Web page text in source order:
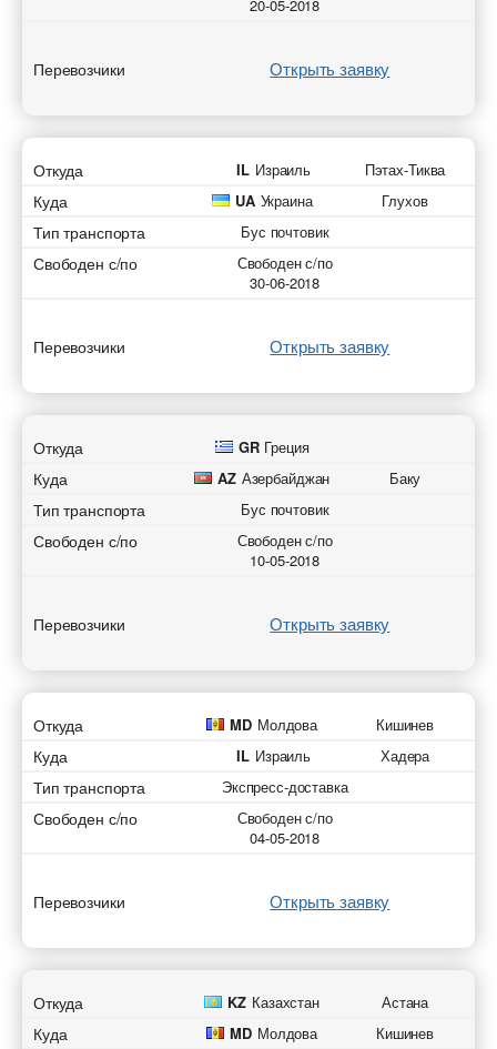
20-05-2018
Перевозчики Открыть заявку
Откуда IL Израиль Пэтах-Тиква
Куда UA Украина Глухов
Тип транспорта Бус почтовик
Свободен с/по
Свободен с/по
30-06-2018
Перевозчики Открыть заявку
Откуда GR Греция
Куда AZ Азербайджан Баку
Тип транспорта Бус почтовик
Свободен с/по
Свободен с/по
10-05-2018
Перевозчики Открыть заявку
Откуда MD Молдова Кишинев
Куда IL Израиль Хадера
Тип транспорта Экспресс-доставка
Свободен с/по
Свободен с/по
04-05-2018
Перевозчики Открыть заявку
Откуда KZ Казахстан Астана
Куда MD Молдова Кишинев